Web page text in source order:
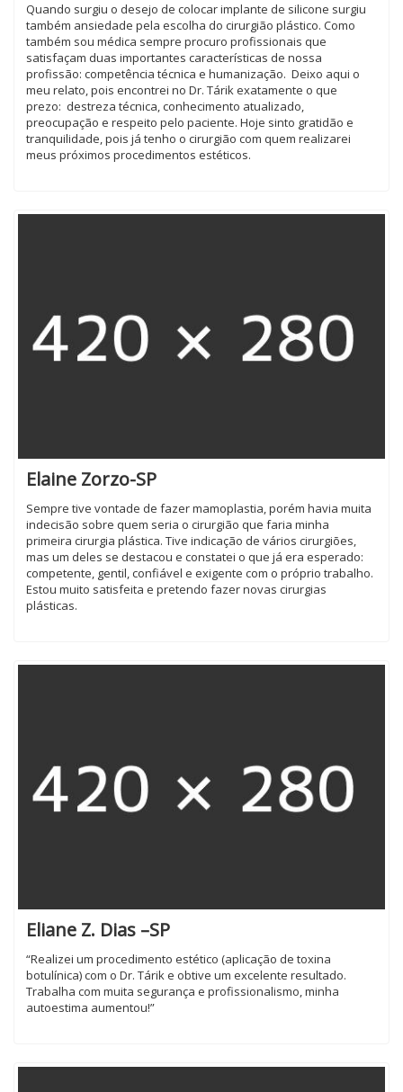
Quando surgiu o desejo de colocar implante de silicone surgiu
também ansiedade pela escolha do cirurgião plástico. Como
também sou médica sempre procuro profissionais que
satisfaçam duas importantes características de nossa
profissão: competência técnica e humanização. Deixo aqui o
meu relato, pois encontrei no Dr. Tárik exatamente o que
prezo: destreza técnica, conhecimento atualizado,
preocupação e respeito pelo paciente. Hoje sinto gratidão e
tranquilidade, pois já tenho o cirurgião com quem realizarei
meus próximos procedimentos estéticos.
Elaine Zorzo-SP
Sempre tive vontade de fazer mamoplastia, porém havia muita
indecisão sobre quem seria o cirurgião que faria minha
primeira cirurgia plástica. Tive indicação de vários cirurgiões,
mas um deles se destacou e constatei o que já era esperado:
competente, gentil, confiável e exigente com o próprio trabalho.
Estou muito satisfeita e pretendo fazer novas cirurgias
plásticas.
Eliane Z. Dias –SP
“Realizei um procedimento estético (aplicação de toxina
botulínica) com o Dr. Tárik e obtive um excelente resultado.
Trabalha com muita segurança e profissionalismo, minha
autoestima aumentou!”